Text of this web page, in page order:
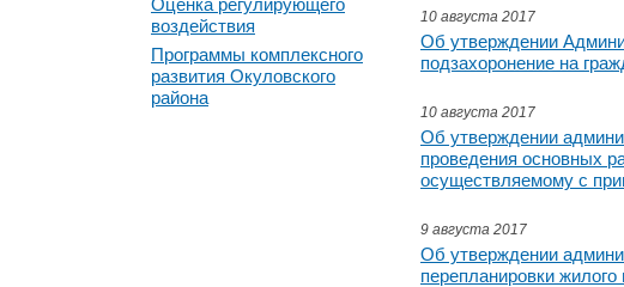
Оценка регулирующего
воздействия
Программы комплексного
развития Окуловского
района
10 августа 2017
Об утверждении
подзахоронение на
10 августа 2017
Об утверждении
проведения основных
осуществляемому с
9 августа 2017
Об утверждении
перепланировки